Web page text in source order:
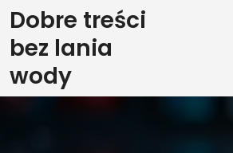
Skip
to
content
Dobre treści
bez lania
wody